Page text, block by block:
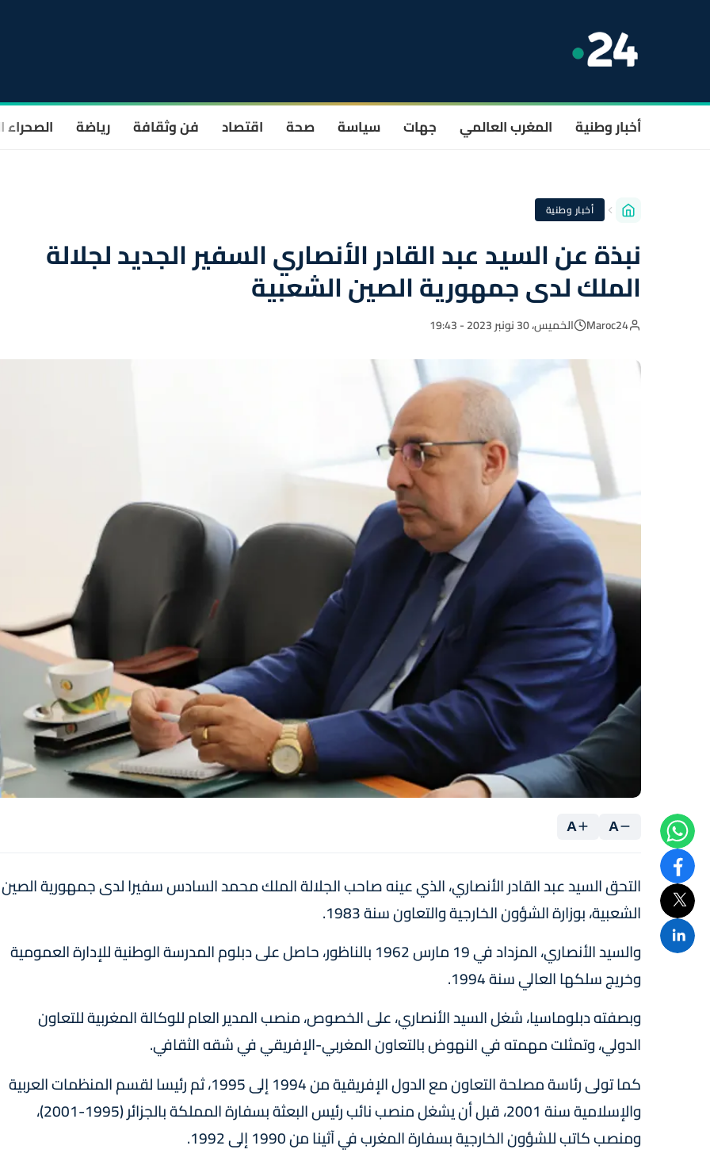
أخبار وطنية المغرب العالمي جهات سياسة صحة اقتصاد فن وثقافة رياضة الصحراء
أخبار وطنية
نبذة عن السيد عبد القادر الأنصاري السفير الجديد لجلالة
الملك لدى جمهورية الصين الشعبية
Maroc24 الخميس، 30 نونبر 2023 - 19:43
A
A
التحق السيد عبد القادر الأنصاري، الذي عينه صاحب الجلالة الملك محمد السادس سفيرا لدى جمهورية الصين
الشعبية، بوزارة الشؤون الخارجية والتعاون سنة 1983.
والسيد الأنصاري، المزداد في 19 مارس 1962 بالناظور، حاصل على دبلوم المدرسة الوطنية للإدارة العمومية
وخريج سلكها العالي سنة 1994.
وبصفته دبلوماسيا، شغل السيد الأنصاري، على الخصوص، منصب المدير العام للوكالة المغربية للتعاون
الدولي، وتمثلت مهمته في النهوض بالتعاون المغربي-الإفريقي في شقه الثقافي.
كما تولى رئاسة مصلحة التعاون مع الدول الإفريقية من 1994 إلى 1995، ثم رئيسا لقسم المنظمات العربية
والإسلامية سنة 2001، قبل أن يشغل منصب نائب رئيس البعثة بسفارة المملكة بالجزائر (1995-2001)،
ومنصب كاتب للشؤون الخارجية بسفارة المغرب في آثينا من 1990 إلى 1992.